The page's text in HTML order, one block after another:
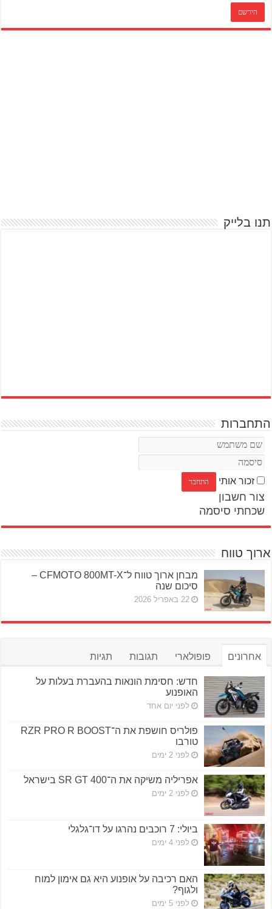
תנו בלייק
התחברות
זכור אותי
צור חשבון
שכחתי סיסמה
ארוך טווח
מבחן ארוך טווח ל־CFMOTO 800MT-X –
סיכום שנה
22 באפריל 2026
אחרונים פופולארי תגובות תגיות
חדש: חסימת הונאות בהעברת בעלות על
האופנוע
לפני יום אחד
פולריס חושפת את ה־RZR PRO R BOOST
טורבו
לפני 2 ימים
אפריליה משיקה את ה־SR GT 400 בישראל
לפני 2 ימים
ביולי: 7 רוכבים נהרגו על דו־גלגלי
לפני 4 ימים
האם רכיבה על אופנוע היא גם אימון למוח
ולגוף?
לפני 5 ימים